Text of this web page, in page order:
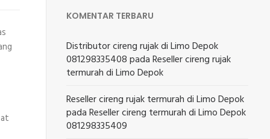
KOMENTAR TERBARU
Distributor cireng rujak di Limo Depok
081298335408padaReseller cireng rujak
termurah di Limo Depok
Reseller cireng rujak termurah di Limo Depok
padaReseller cireng termurah di Limo Depok
081298335409